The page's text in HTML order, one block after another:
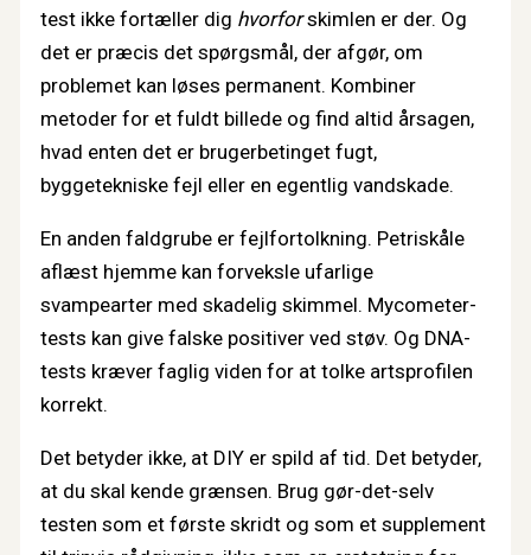
test ikke fortæller dig hvorforskimlen er der. Og
det er præcis det spørgsmål, der afgør, om
problemet kan løses permanent. Kombiner
metoder for et fuldt billede og find altid årsagen,
hvad enten det er brugerbetinget fugt,
byggetekniske fejl eller en egentlig vandskade.
En anden faldgrube er fejlfortolkning. Petriskåle
aflæst hjemme kan forveksle ufarlige
svampearter med skadelig skimmel. Mycometer-
tests kan give falske positiver ved støv. Og DNA-
tests kræver faglig viden for at tolke artsprofilen
korrekt.
Det betyder ikke, at DIY er spild af tid. Det betyder,
at du skal kende grænsen. Brug gør-det-selv
testen som et første skridt og som et supplement